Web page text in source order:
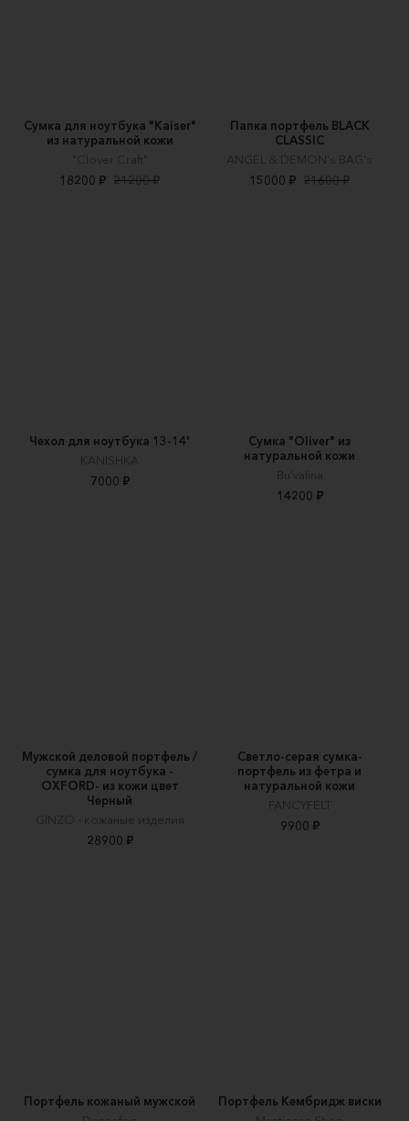
Сумка для ноутбука "Kaiser"
из натуральной кожи
"Clover Craft"
18200 ₽ 21200 ₽
Папка портфель BLACK
CLASSIC
ANGEL & DEMON's BAG's
15000 ₽ 21600 ₽
Чехол для ноутбука 13-14'
KANISHKA
7000 ₽
Сумка "Oliver" из
натуральной кожи
Bu'valina
14200 ₽
Мужской деловой портфель /
сумка для ноутбука -
OXFORD- из кожи цвет
Черный
GINZO - кожаные изделия
28900 ₽
Светло-серая сумка-
портфель из фетра и
натуральной кожи
FANCYFELT
9900 ₽
Портфель кожаный мужской
Портфель Кембридж виски